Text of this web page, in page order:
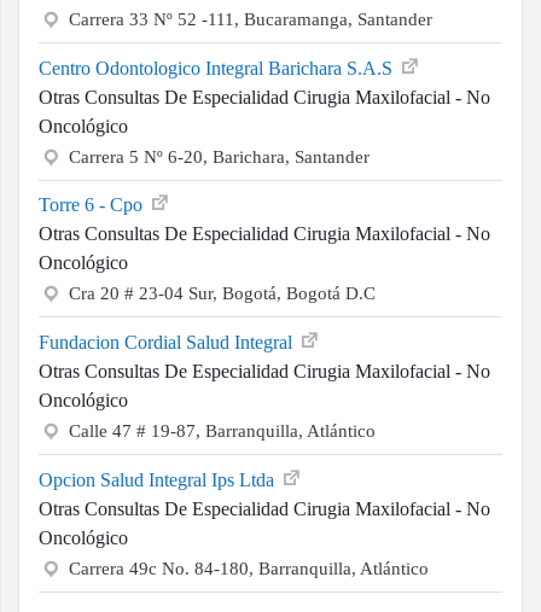
Carrera 33 Nº 52 -111, Bucaramanga, Santander
Centro Odontologico Integral Barichara S.A.S
Otras Consultas De Especialidad Cirugia Maxilofacial - No
Oncológico
Carrera 5 Nº 6-20, Barichara, Santander
Torre 6 - Cpo
Otras Consultas De Especialidad Cirugia Maxilofacial - No
Oncológico
Cra 20 # 23-04 Sur, Bogotá, Bogotá D.C
Fundacion Cordial Salud Integral
Otras Consultas De Especialidad Cirugia Maxilofacial - No
Oncológico
Calle 47 # 19-87, Barranquilla, Atlántico
Opcion Salud Integral Ips Ltda
Otras Consultas De Especialidad Cirugia Maxilofacial - No
Oncológico
Carrera 49c No. 84-180, Barranquilla, Atlántico